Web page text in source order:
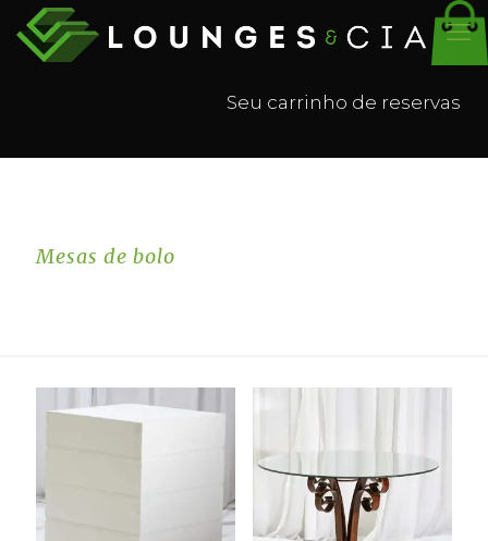
Seu carrinho de reservas
Mesas de bolo